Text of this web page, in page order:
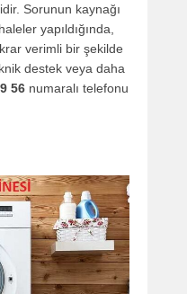
Sorunun kaynağı
yapıldığında,
verimli bir şekilde
destek veya daha
56 numaralı telefonu